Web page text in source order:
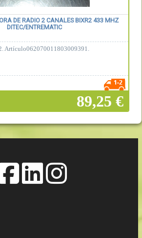
DE RADIO 2 CANALES BIXR2 433 MHZ
DITEC/ENTREMATIC
Artículo062070011803009391.
89,25 €
a la cesta